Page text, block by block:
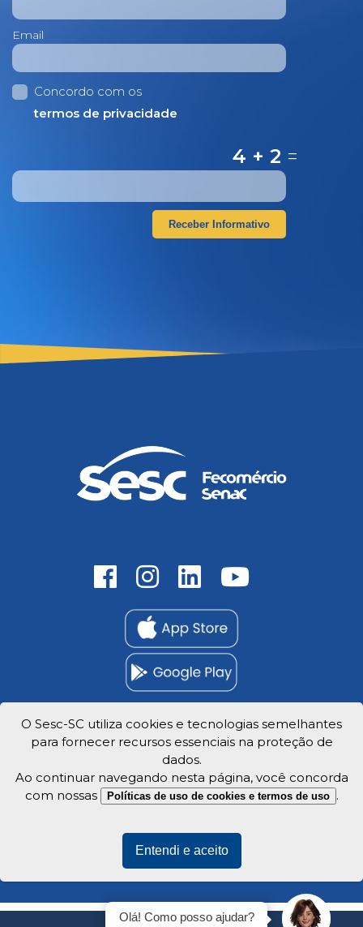
Email
Concordo com os
termos de privacidade
4 + 2 =
Receber Informativo
Trabalhe Conosco
Privacidade e dados
Veja o mapa do site
O Sesc-SC utiliza cookies e tecnologias semelhantes
para fornecer recursos essenciais na proteção de
dados.
Ao continuar navegando nesta página, você concorda
com nossas
Políticas de uso de cookies e termos de uso .
Entendi e aceito
Olá! Como posso ajudar?